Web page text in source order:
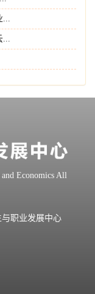
...
...
Economics All
职业发展中心